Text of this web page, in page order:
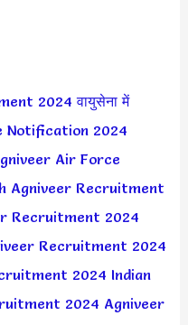
2024 वायुसेना में
Notification 2024
Air Force
Agniveer Recruitment
Recruitment 2024
Recruitment 2024
2024 Indian
2024 Agniveer